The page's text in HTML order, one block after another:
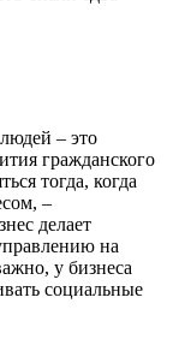
– это
гражданского
тогда, когда
–
делает
на
у бизнеса
социальные